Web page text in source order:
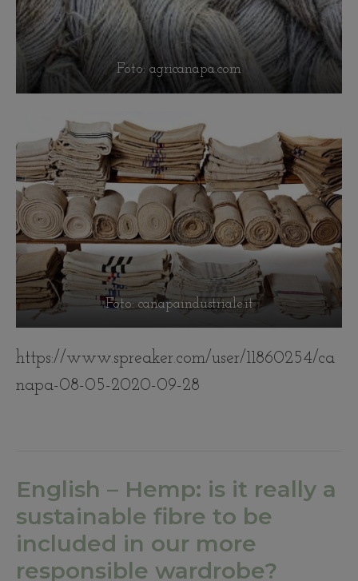
Foto: agricanapa.com
Foto: canapaindustriale.it
https://www.spreaker.com/user/11860254/ca
napa-08-05-2020-09-28
English – Hemp: is it really a
sustainable fibre to be
included in our more
responsible wardrobe?